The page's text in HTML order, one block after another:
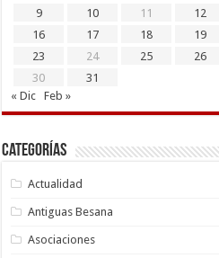
9
10 11 12
16
17 18 19
23
24 25 26
30
31
« Dic
Feb »
Categorías
Actualidad
Antiguas Besana
Asociaciones